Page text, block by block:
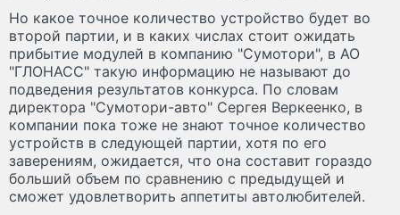
Но какое точное количество устройство будет во
второй партии, и в каких числах стоит ожидать
прибытие модулей в компанию "Сумотори", в АО
"ГЛОНАСС" такую информацию не называют до
подведения результатов конкурса. По словам
директора "Сумотори-авто" Сергея Веркеенко, в
компании пока тоже не знают точное количество
устройств в следующей партии, хотя по его
заверениям, ожидается, что она составит гораздо
больший объем по сравнению с предыдущей и
сможет удовлетворить аппетиты автолюбителей.